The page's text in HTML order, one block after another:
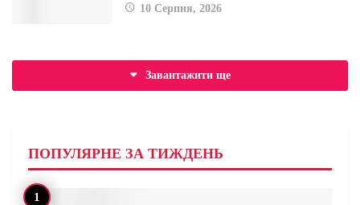
10 Серпня, 2026
Завантажити ще
ПОПУЛЯРНЕ ЗА ТИЖДЕНЬ